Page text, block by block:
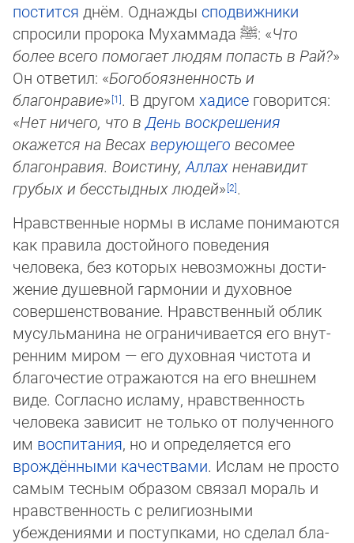
постится днём. Однажды сподвижники
спросили про­ро­ка Мухаммада ﷺ: «Что
более всего помогает людям попасть в Рай?»
Он отве­тил: «Бо­го­боязненность и
благонравие» . В другом хадисе говорится:
«Нет ничего, что в День воскрешения
окажется на Весахверующего весомее
благонравия. Воистину, Аллахне­на­видит
грубых и бесстыдных людей»
.
Нравственные нормы в исламе понимаются
как правила достойного поведения
человека, без которых невозможны дос­ти­
же­ние душевной гармонии и духовное
совершенствование. Нравственный облик
мусульманина не ограничивается его внут­
рен­ним миром — его духовная чистота и
благочестие отражаются на его внешнем
виде. Согласно исламу, нравствен­ность
человека зависит не только от полученного
им воспитания, но и определяется его
врождёнными качествами. Ислам не прос­то
самым тесным образом связал мораль и
нравственность с религиозными
убеждениями и поступками, но сделал бла­